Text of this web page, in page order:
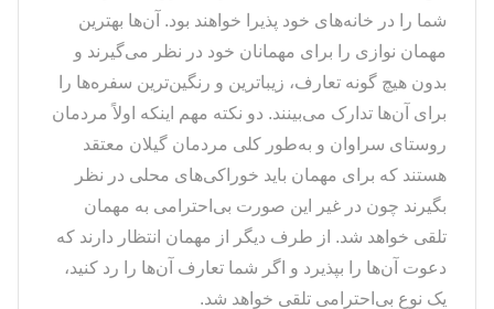
شما را در خانه‌های خود پذیرا خواهند بود. آن‌ها بهترین
مهمان نوازی را برای مهمانان خود در نظر می‌گیرند و
بدون هیچ گونه تعارف، زیباترین و رنگین‌ترین سفره‌ها را
برای آن‌ها تدارک می‌بینند. دو نکته مهم اینکه اولاً مردمان
روستای سراوان و به‌طور کلی مردمان گیلان معتقد
هستند که برای مهمان باید خوراکی‌های محلی در نظر
بگیرند چون در غیر این صورت بی‌احترامی به مهمان
تلقی خواهد شد. از طرف دیگر از مهمان انتظار دارند که
دعوت آن‌ها را بپذیرد و اگر شما تعارف آن‌ها را رد کنید،
یک نوع بی‌احترامی تلقی خواهد شد.